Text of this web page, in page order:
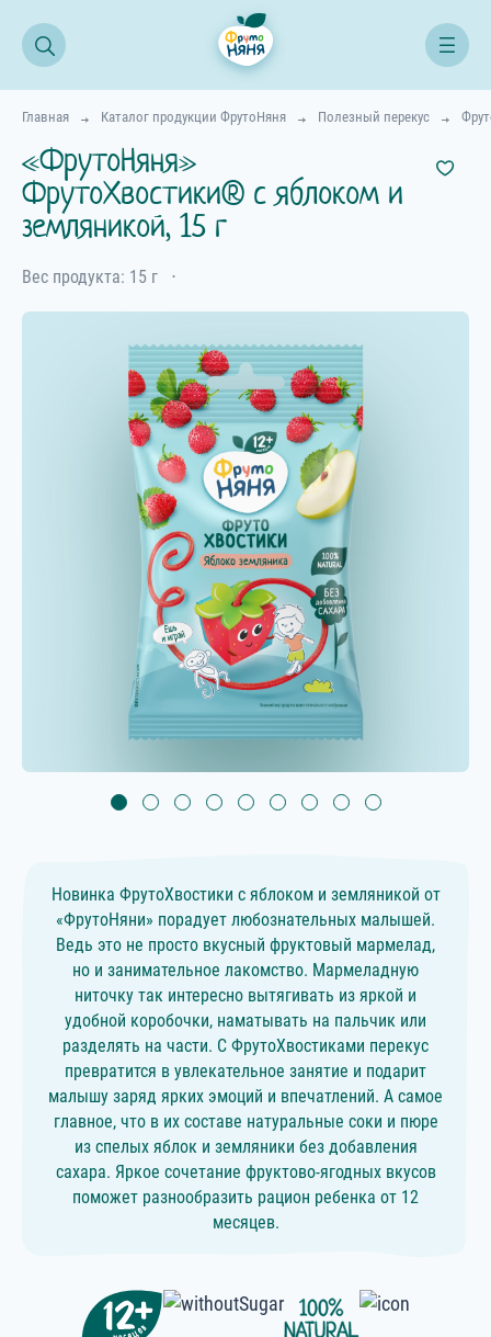
Главная Каталог продукции ФрутоНяня Полезный перекус
«ФрутоНяня»
ФрутоХвостики® с яблоком и
земляникой, 15 г
Вес продукта: 15 г ⋅
Новинка ФрутоХвостики с яблоком и земляникой от
«ФрутоНяни» порадует любознательных малышей.
Ведь это не просто вкусный фруктовый мармелад,
но и занимательное лакомство. Мармеладную
ниточку так интересно вытягивать из яркой и
удобной коробочки, наматывать на пальчик или
разделять на части. С ФрутоХвостиками перекус
превратится в увлекательное занятие и подарит
малышу заряд ярких эмоций и впечатлений. А самое
главное, что в их составе натуральные соки и пюре
из спелых яблок и земляники без добавления
сахара. Яркое сочетание фруктово-ягодных вкусов
поможет разнообразить рацион ребенка от 12
месяцев.